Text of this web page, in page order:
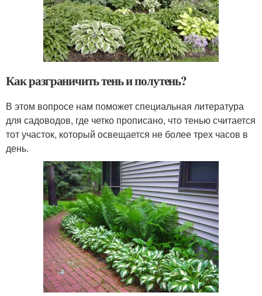
Как разграничить тень и полутень?
В этом вопросе нам поможет специальная литература
для садоводов, где четко прописано, что тенью считается
тот участок, который освещается не более трех часов в
день.